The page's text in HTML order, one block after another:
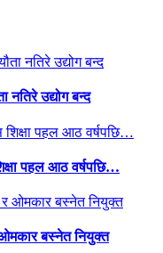
नतिरे उद्योग बन्द
पहल आठ वर्षपछि…
बस्नेत नियुक्त